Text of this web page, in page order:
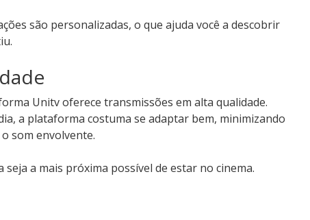
são personalizadas, o que ajuda você a descobrir
Unitv oferece transmissões em alta qualidade.
a plataforma costuma se adaptar bem, minimizando
som envolvente.
a mais próxima possível de estar no cinema.